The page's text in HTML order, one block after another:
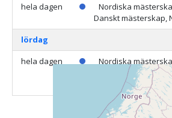
hela dagen
Nordiska
Danskt mästerskap,
lördag
hela dagen
Nordiska
Danskt mästerskap,